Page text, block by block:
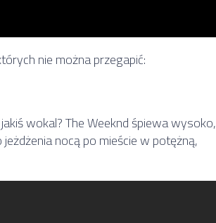
nie można przegapić:
wokal? The Weeknd śpiewa wysoko,
nocą po mieście w potężną,